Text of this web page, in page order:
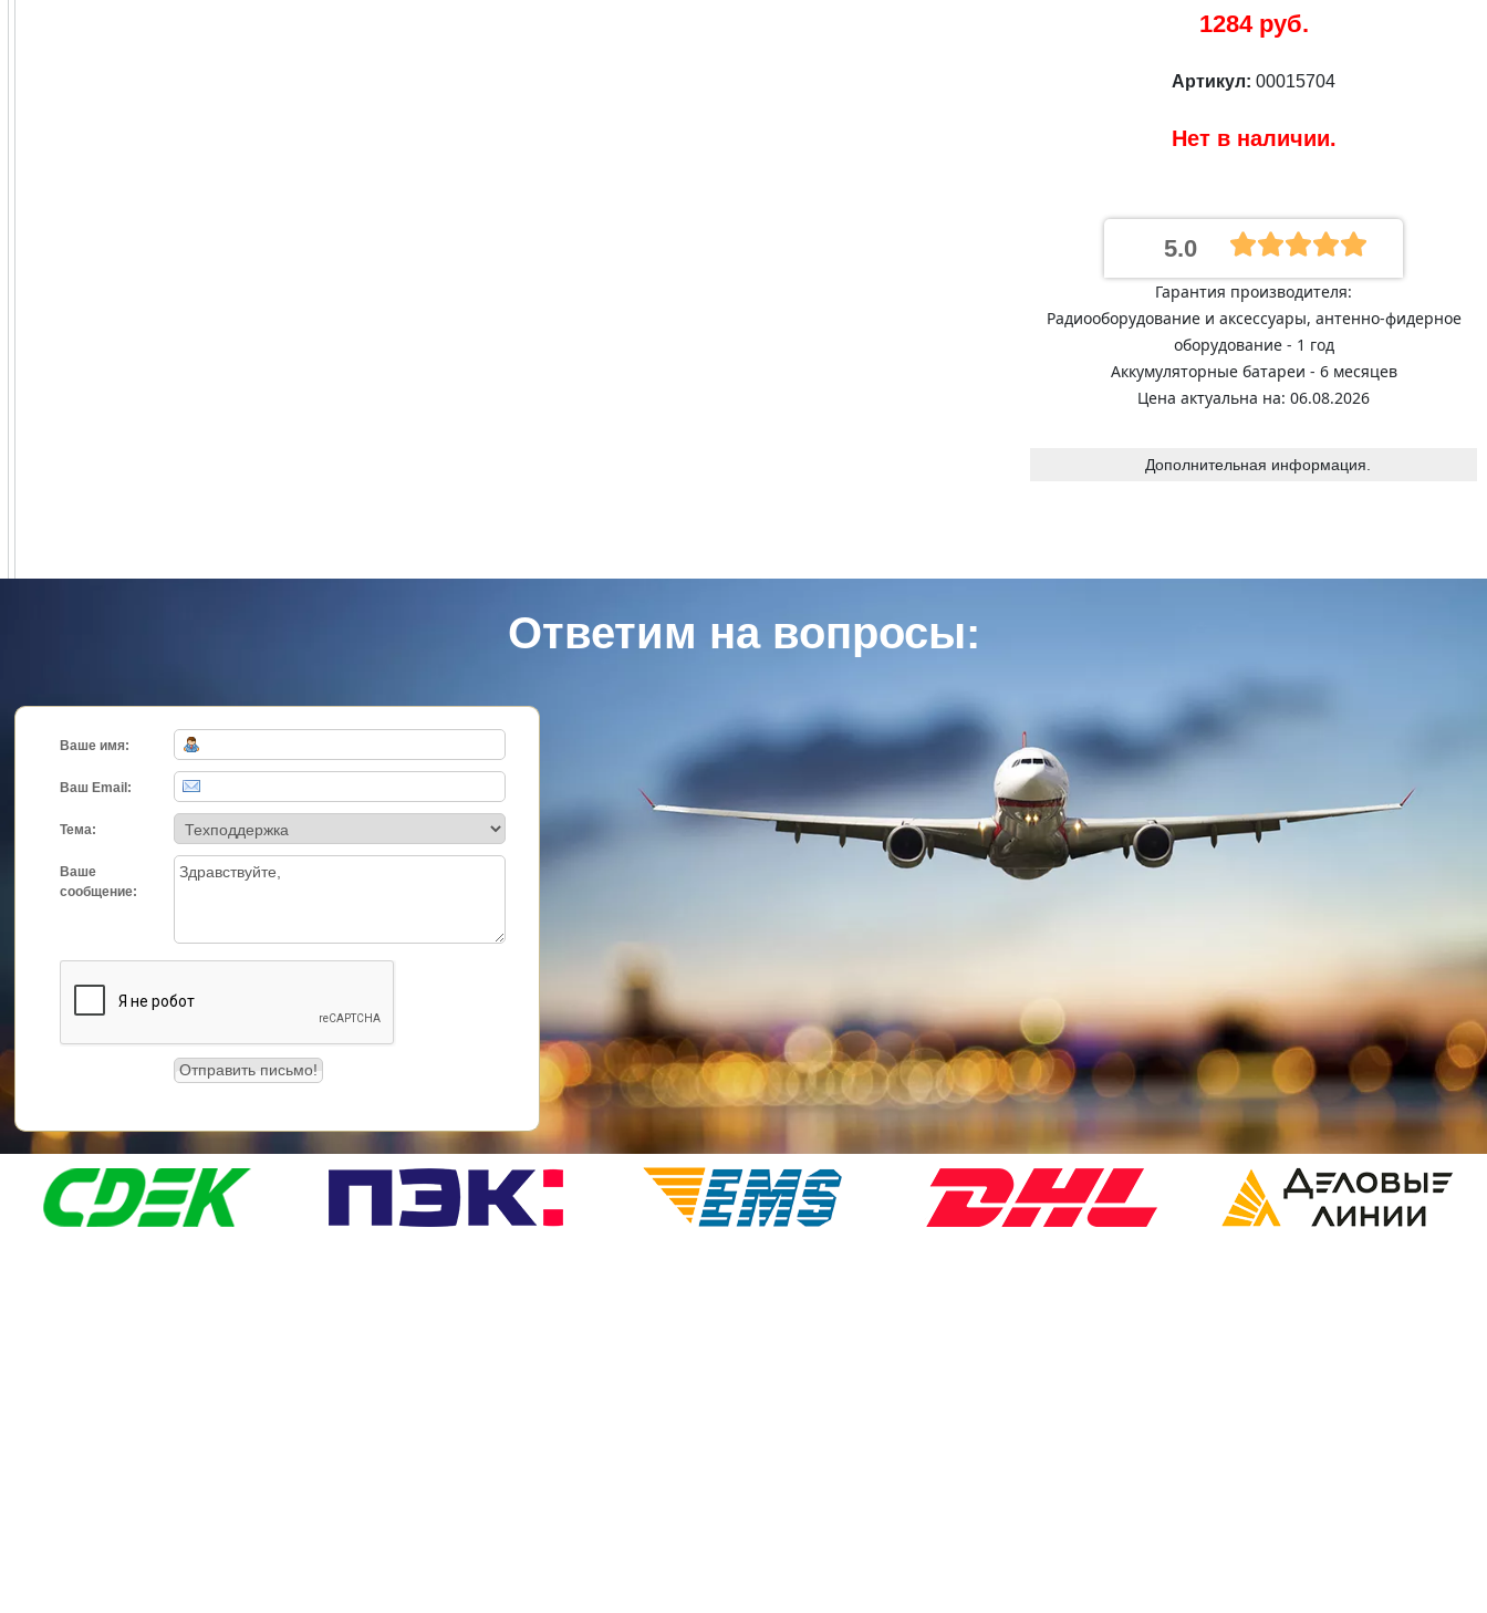
1284 руб.
Артикул: 00015704
Нет в наличии.
5.0
Гарантия производителя:
Радиооборудование и аксессуары, антенно-фидерное
оборудование - 1 год
Аккумуляторные батареи - 6 месяцев
Цена актуальна на: 06.08.2026
Дополнительная информация.
Ответим на вопросы:
Ваше имя:
Ваш Email:
Тема:
Ваше
сообщение: